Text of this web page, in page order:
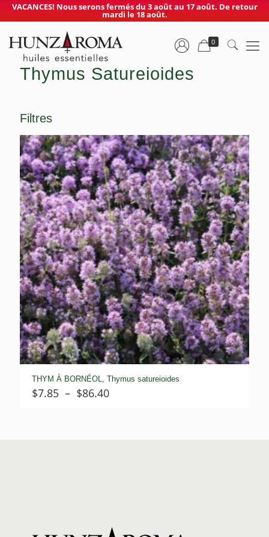
VACANCES! Nous serons fermés du 3 août au 17 août. De retour
mardi le 18 août.
0
Thymus Satureioides
Filtres
THYM À BORNÉOL, Thymus satureioides
$7.85 – $86.40Plage